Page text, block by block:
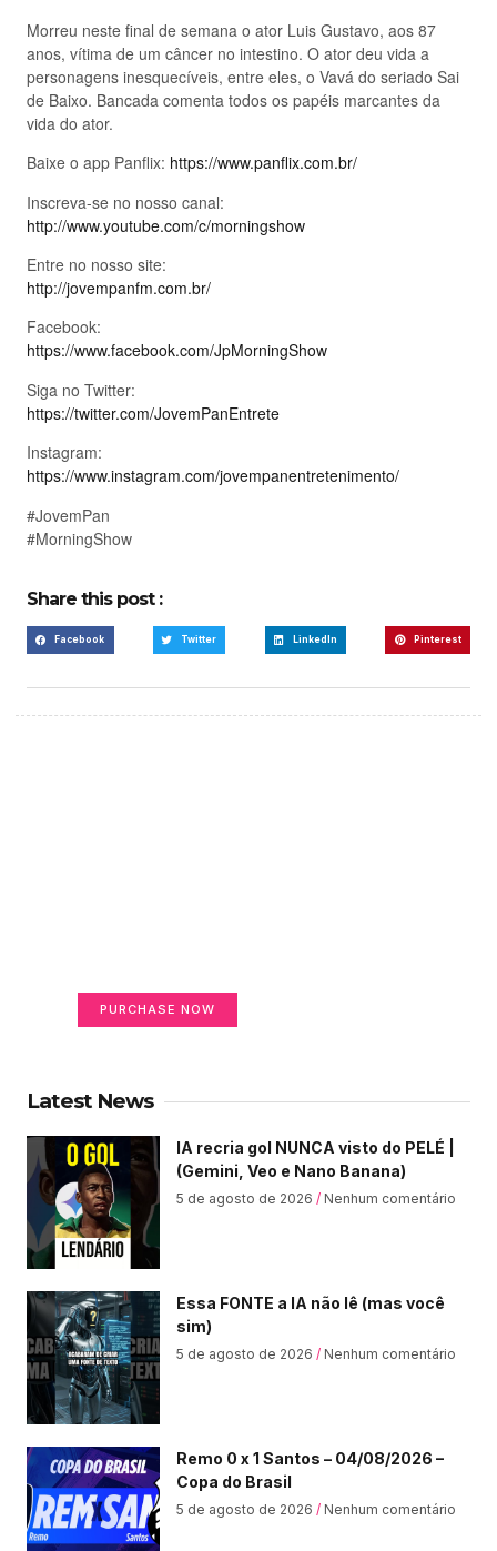
Morreu neste final de semana o ator Luis Gustavo, aos 87
anos, vítima de um câncer no intestino. O ator deu vida a
personagens inesquecíveis, entre eles, o Vavá do seriado Sai
de Baixo. Bancada comenta todos os papéis marcantes da
vida do ator.
Baixe o app Panflix: https://www.panflix.com.br/
Inscreva-se no nosso canal:
http://www.youtube.com/c/morningshow
Entre no nosso site:
http://jovempanfm.com.br/
Facebook:
https://www.facebook.com/JpMorningShow
Siga no Twitter:
https://twitter.com/JovemPanEntrete
Instagram:
https://www.instagram.com/jovempanentretenimento/
#JovemPan
#MorningShow
Share this post :
Facebook Twitter LinkedIn Pinterest
PURCHASE NOW
Latest News
IA recria gol NUNCA visto do PELÉ |
(Gemini, Veo e Nano Banana)
5 de agosto de 2026 Nenhum comentário
Essa FONTE a IA não lê (mas você
sim)
5 de agosto de 2026 Nenhum comentário
Remo 0 x 1 Santos – 04/08/2026 –
Copa do Brasil
5 de agosto de 2026 Nenhum comentário